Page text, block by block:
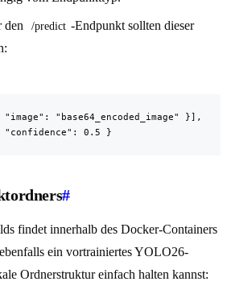
den /predict -Endpunkt sollten dieser
"base64_encoded_image" }],
"confidence": 0.5 }
#
findet innerhalb des Docker-Containers
ein vortrainiertes YOLO26-
Ordnerstruktur einfach halten kannst: